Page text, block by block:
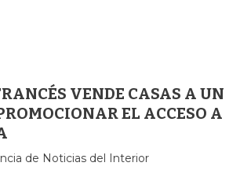
VENDE CASAS A UN
EL ACCESO A
de Noticias del Interior